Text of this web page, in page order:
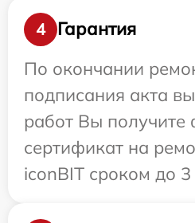
4
Гарантия
По окончании
подписания акта
работ Вы
сертификат на
iconBIT сроком до 3